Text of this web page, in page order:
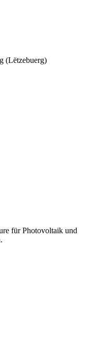
(Lëtzebuerg)
für Photovoltaik und